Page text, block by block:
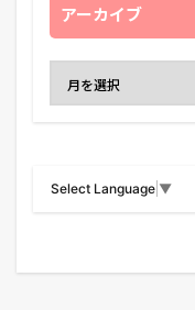
アーカイブ
Select Language ▼